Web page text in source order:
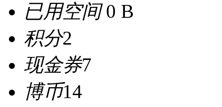
已用空间0 B
积分2
现金券7
博币14